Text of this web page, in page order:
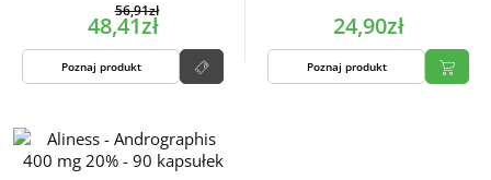
56,91zł
48,41zł
Poznaj produkt
24,90zł
Poznaj produkt